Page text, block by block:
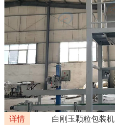
详情 白刚玉颗粒包装机